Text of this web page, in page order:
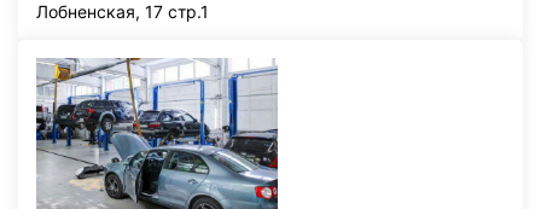
Лобненская, 17 стр.1